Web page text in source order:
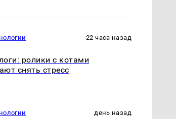
22 часа назад
ролики с котами
снять стресс
день назад